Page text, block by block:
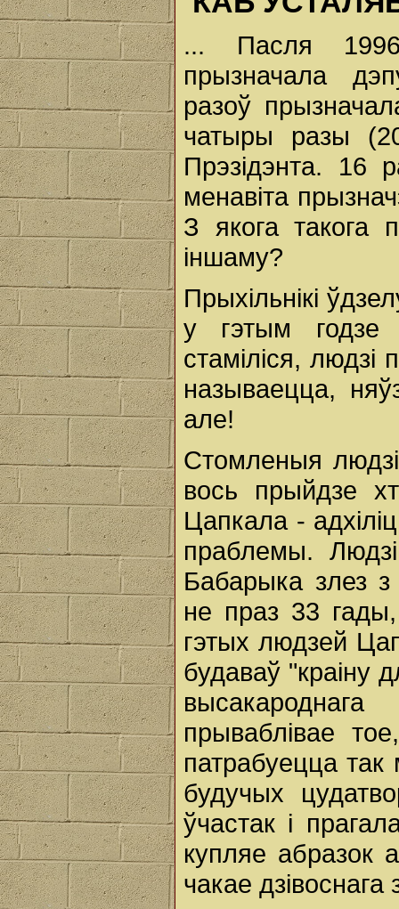
... Пасля
прызначала
разоў
чатыры разы
Прэзідэнта. 16
менавіта
З якога такога
іншаму?
Прыхільнікі
у гэтым
стаміліся, людзі
называецца,
але!
Стомленыя
вось прыйдзе
Цапкала -
праблемы.
Бабарыка злез
не праз 33
гэтых людзей
будаваў "краіну
прываблівае
патрабуецца так
будучых
ўчастак і
купляе абразок
чакае